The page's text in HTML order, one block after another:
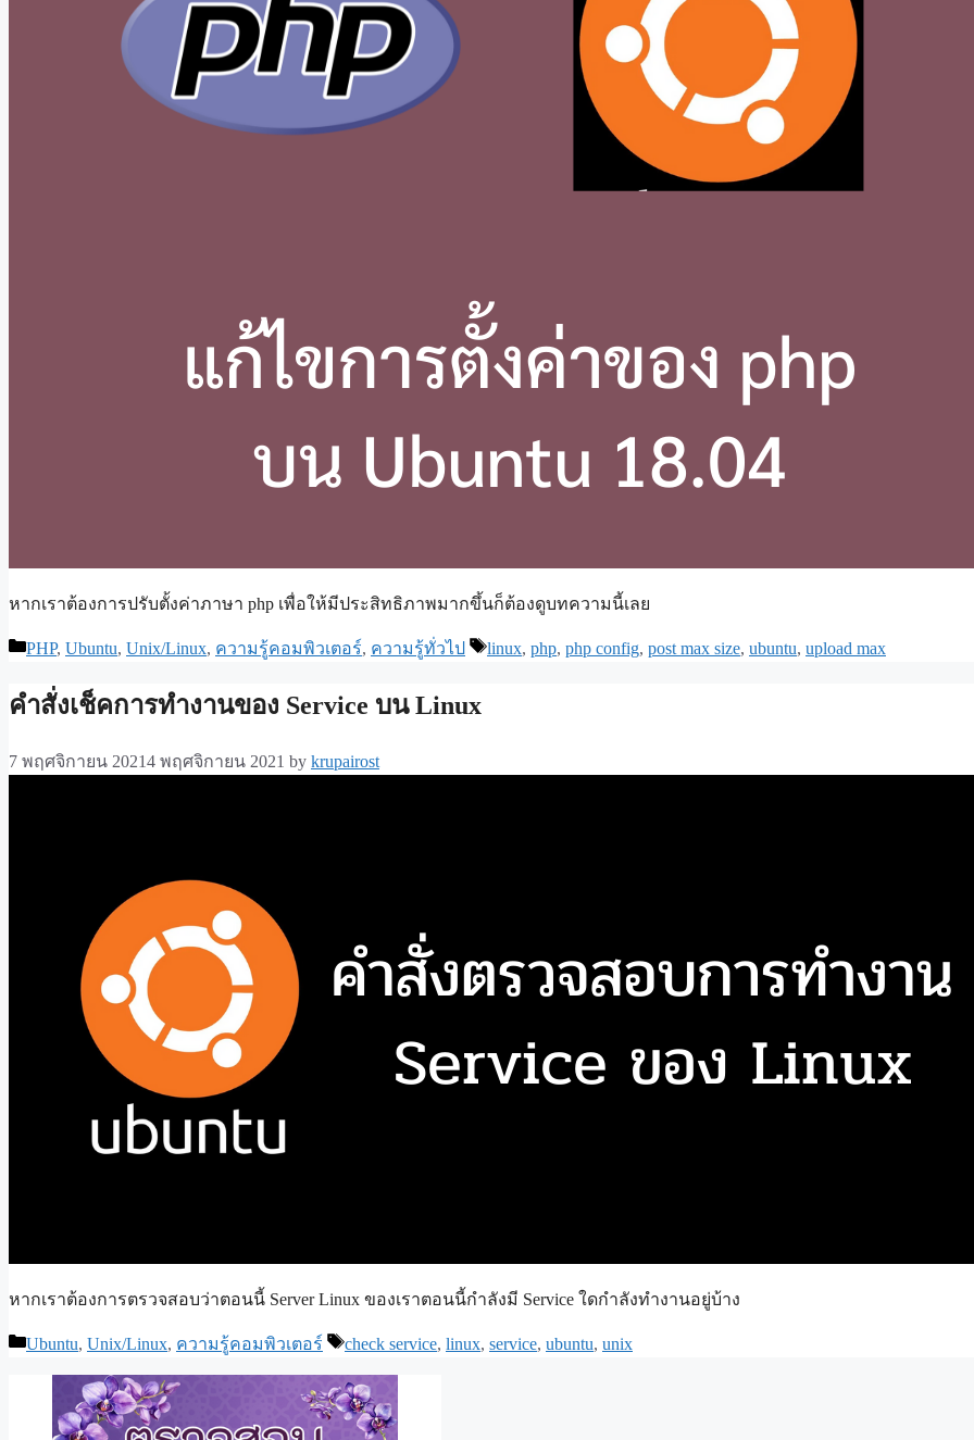
หากเราต้องการปรับตั้งค่าภาษา php เพื่อให้มีประสิทธิภาพมากขึ้นก็ต้องดูบทความนี้เลย
Categories
PHP, Ubuntu, Unix/Linux, ความรู้คอมพิวเตอร์, ความรู้ทั่วไป Tags
linux, php, php config, post max size, ubuntu, upload max
คำสั่งเช็คการทำงานของ Service บน Linux
7 พฤศจิกายน 20214 พฤศจิกายน 2021 by krupairost
หากเราต้องการตรวจสอบว่าตอนนี้ Server Linux ของเราตอนนี้กำลังมี Service ใดกำลังทำงานอยู่บ้าง
Categories
Ubuntu, Unix/Linux, ความรู้คอมพิวเตอร์ Tags
check service, linux, service, ubuntu, unix